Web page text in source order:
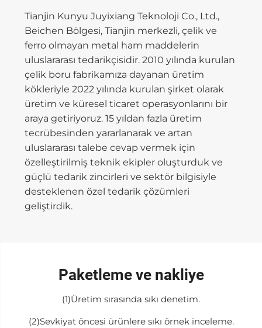
Tianjin Kunyu Juyixiang Teknoloji Co., Ltd.,
Beichen Bölgesi, Tianjin merkezli, çelik ve
ferro olmayan metal ham maddelerin
uluslararası tedarikçisidir. 2010 yılında kurulan
çelik boru fabrikamıza dayanan üretim
kökleriyle 2022 yılında kurulan şirket olarak
üretim ve küresel ticaret operasyonlarını bir
araya getiriyoruz. 15 yıldan fazla üretim
tecrübesinden yararlanarak ve artan
uluslararası talebe cevap vermek için
özelleştirilmiş teknik ekipler oluşturduk ve
güçlü tedarik zincirleri ve sektör bilgisiyle
desteklenen özel tedarik çözümleri
geliştirdik.
Paketleme ve nakliye
(1)Üretim sırasında sıkı denetim.
(2)Sevkiyat öncesi ürünlere sıkı örnek inceleme.